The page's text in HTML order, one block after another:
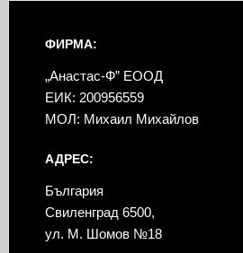
ФИРМА:
„Анастас-Ф” ЕООД
ЕИК: 200956559
МОЛ: Михаил Михайлов
АДРЕС:
България
Свиленград 6500,
ул. М. Шомов №18